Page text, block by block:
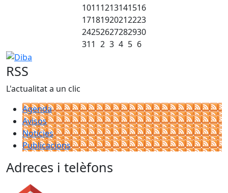
10111213141516
17181920212223
24252627282930
311 2 3 4 5 6
Diba
RSS
L'actualitat a un clic
Agenda
Avisos
Notícies
Publicacions
Adreces i telèfons